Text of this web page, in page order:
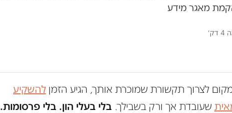
מאגר מידע
לצרוך תקשורת שמוכרת אותך, הגיע הזמן להשקיע
שעובדת אך ורק בשבילך. בלי בעלי הון. בלי פרסומות.